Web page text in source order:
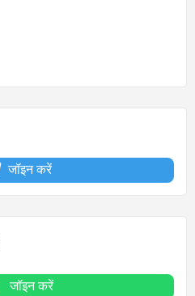
जॉइन करें
जॉइन करें